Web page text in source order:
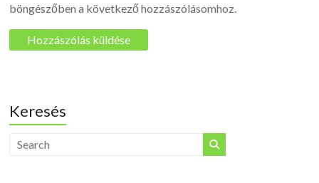
böngészőben a következő hozzászólásomhoz.
Keresés